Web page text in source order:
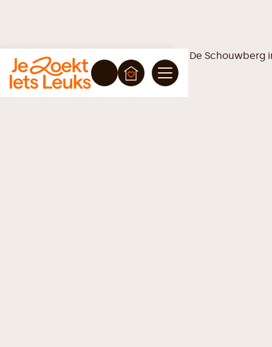
Vrijblijvende offerte